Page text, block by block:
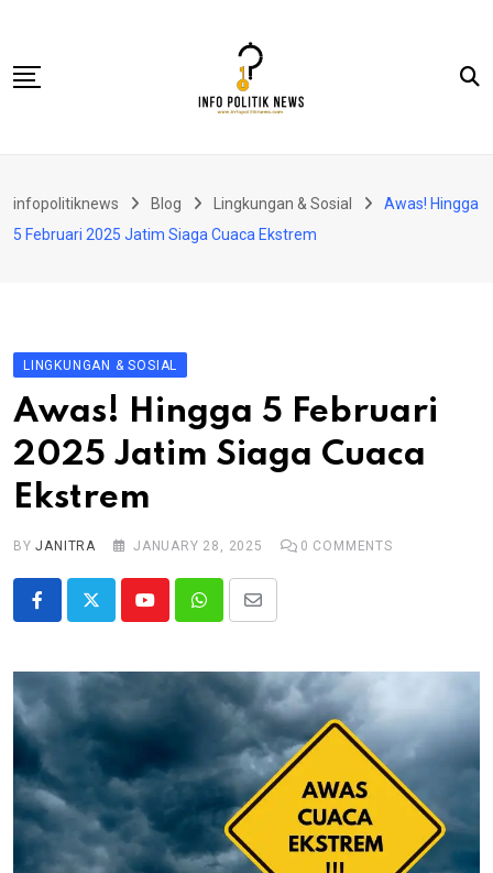
content
Politik & Hukum
Olahraga
Kolom
infopolitiknews Blog Lingkungan & Sosial
Awas! Hingga
5 Februari 2025 Jatim Siaga Cuaca Ekstrem
LINGKUNGAN & SOSIAL
Awas! Hingga 5 Februari
2025 Jatim Siaga Cuaca
Ekstrem
BYJANITRA JANUARY 28, 2025 0 COMMENTS
YoutubeWhatsappShare
Email